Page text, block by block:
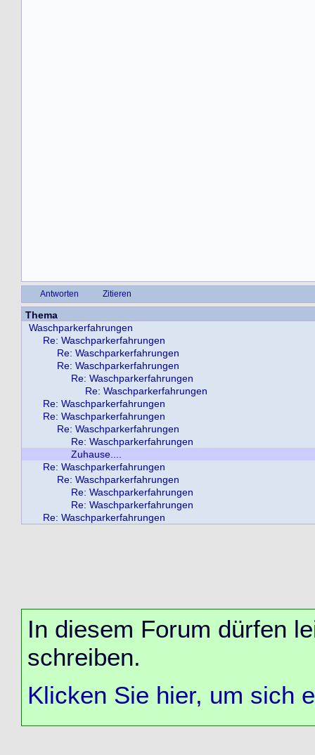
Antworten Zitieren
Thema
Waschparkerfahrungen
Re: Waschparkerfahrungen
Re: Waschparkerfahrungen
Re: Waschparkerfahrungen
Re: Waschparkerfahrungen
Re: Waschparkerfahrungen
Re: Waschparkerfahrungen
Re: Waschparkerfahrungen
Re: Waschparkerfahrungen
Re: Waschparkerfahrungen
Zuhause....
Re: Waschparkerfahrungen
Re: Waschparkerfahrungen
Re: Waschparkerfahrungen
Re: Waschparkerfahrungen
Re: Waschparkerfahrungen
In diesem Forum dürfen
schreiben.
Klicken Sie hier, um sich